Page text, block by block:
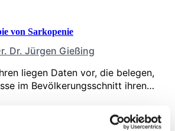
von Sarkopenie
Dr. Jürgen Gießing
liegen Daten vor, die belegen,
im Bevölkerungsschnitt ihren…